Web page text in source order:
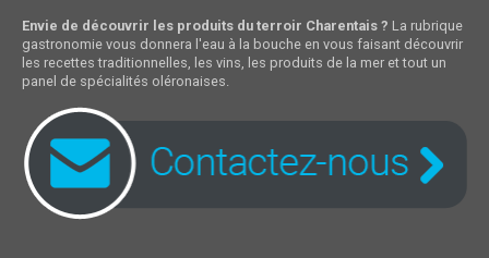
Envie de découvrir les produits du terroir Charentais ? La rubrique
gastronomie vous donnera l'eau à la bouche en vous faisant découvrir
les recettes traditionnelles, les vins, les produits de la mer et tout un
panel de spécialités oléronaises.